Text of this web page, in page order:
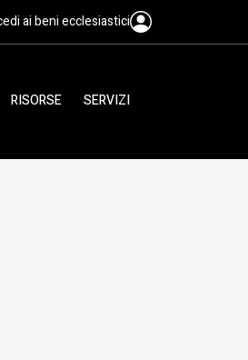
ai beni ecclesiastici
RISORSE SERVIZI